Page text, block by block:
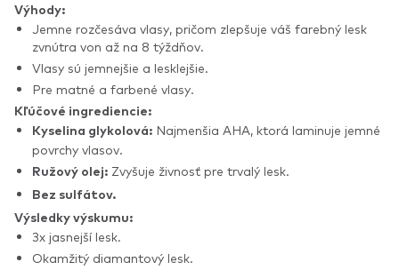
Výhody:
Jemne rozčesáva vlasy, pričom zlepšuje váš farebný lesk
zvnútra von až na 8 týždňov.
Vlasy sú jemnejšie a lesklejšie.
Pre matné a farbené vlasy.
Kľúčové ingrediencie:
Kyselina glykolová: Najmenšia AHA, ktorá laminuje jemné
povrchy vlasov.
Ružový olej: Zvyšuje živnosť pre trvalý lesk.
Bez sulfátov.
Výsledky výskumu:
3x jasnejší lesk.
Okamžitý diamantový lesk.